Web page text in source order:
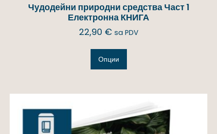
Чудодейни природни средства Част 1
Електронна КНИГА
22,90 € sa PDV
Опции